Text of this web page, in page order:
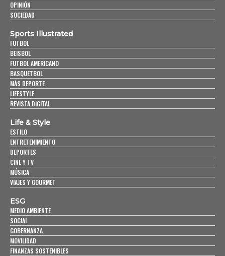
OPINIÓN
SOCIEDAD
Sports Illustrated
FUTBOL
BEISBOL
FUTBOL AMERICANO
BASQUETBOL
MÁS DEPORTE
LIFESTYLE
REVISTA DIGITAL
Life & Style
ESTILO
ENTRETENIMIENTO
DEPORTES
CINE Y TV
MÚSICA
VIAJES Y GOURMET
ESG
MEDIO AMBIENTE
SOCIAL
GOBERNANZA
MOVILIDAD
FINANZAS SOSTENIBLES